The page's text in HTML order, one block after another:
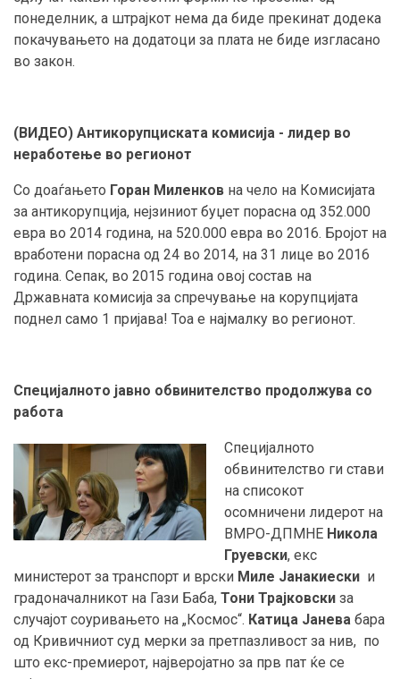
понеделник, а штрајкот нема да биде прекинат додека
покачувањето на додатоци за плата не биде изгласано
во закон.
(ВИДЕО) Антикорупциската комисија - лидер во
неработење во регионот
Со доаѓањето Горан Миленков на чело на Комисијата
за антикорупција, нејзиниот буџет порасна од 352.000
евра во 2014 година, на 520.000 евра во 2016. Бројот на
вработени порасна од 24 во 2014, на 31 лице во 2016
година. Сепак, во 2015 година овој состав на
Државната комисија за спречување на корупцијата
поднел само 1 пријава! Тоа е најмалку во регионот.
Специјалното јавно обвинителство продолжува со
работа
Специјалното
обвинителство ги стави
на списокот
осомничени лидерот на
ВМРО-ДПМНЕ Никола
Груевски, екс
министерот за транспорт и врски Миле Јанакиески и
градоначалникот на Гази Баба, Тони Трајковски за
случајот соуривањето на „Космос“. Катица Јанева бара
од Кривичниот суд мерки за претпазливост за нив, по
што екс-премиерот, најверојатно за прв пат ќе се